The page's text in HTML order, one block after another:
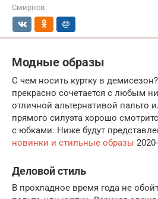
Смирнов
Модные образы
С чем носить куртку в
прекрасно сочетается с любым
отличной альтернативой пальто
прямого силуэта хорошо
с юбками. Ниже будут
новинки и стильные образы
Деловой стиль
В прохладное время года не